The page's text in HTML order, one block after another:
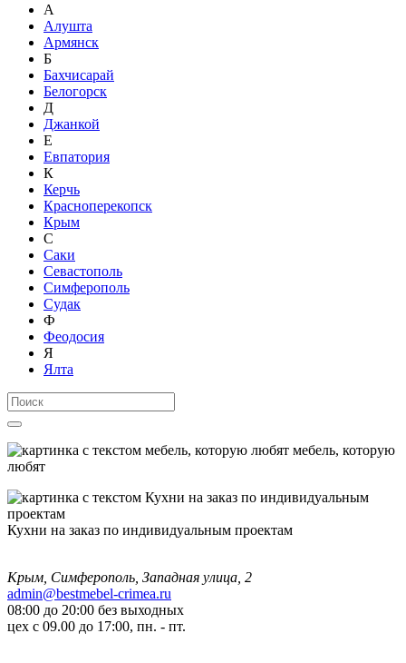
А
Алушта
Армянск
Б
Бахчисарай
Белогорск
Д
Джанкой
Е
Евпатория
К
Керчь
Красноперекопск
Крым
С
Саки
Севастополь
Симферополь
Судак
Ф
Феодосия
Я
Ялта
мебель, которую
любят
Кухни на заказ по индивидуальным проектам
Крым, Симферополь, Западная улица, 2
admin@bestmebel-crimea.ru
08:00 до 20:00 без выходных
цех с 09.00 до 17:00, пн. - пт.